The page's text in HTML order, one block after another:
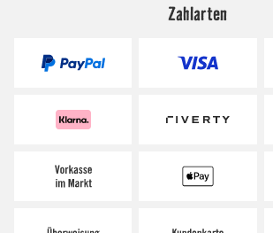
Zahlarten